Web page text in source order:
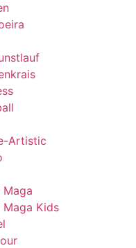
Artistic
Maga
Maga Kids